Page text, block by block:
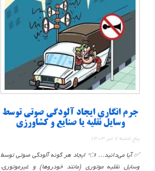
جرم انگاری ایجاد آلودگی صوتی توسط
وسایل نقلیه یا صنایع و کشاورزی
پنج شنبه 7 تیر 1403
✅ آیا می‌دانید... 👈 ایجاد هر گونه آلودگی صوتی توسط
وسایل نقلیه موتوری (مانند خودروها) و غیرموتوری،